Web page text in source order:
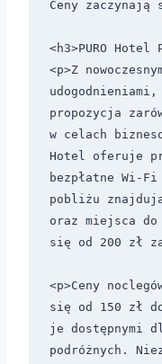
Ceny
<h3>PURO
<p>Z
propozycja
w celach
Hotel oferuje
bezpłatne Wi-
pobliżu
oraz miejsca
się od 200 zł
<p>Ceny
się od 150 zł
je dostępnymi
podróżnych.